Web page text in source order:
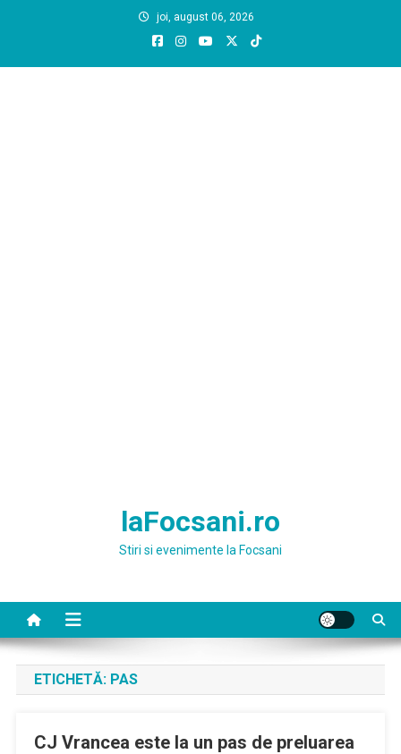
joi, august 06, 2026
laFocsani.ro
Stiri si evenimente la Focsani
ETICHETĂ: PAS
CJ Vrancea este la un pas de preluarea